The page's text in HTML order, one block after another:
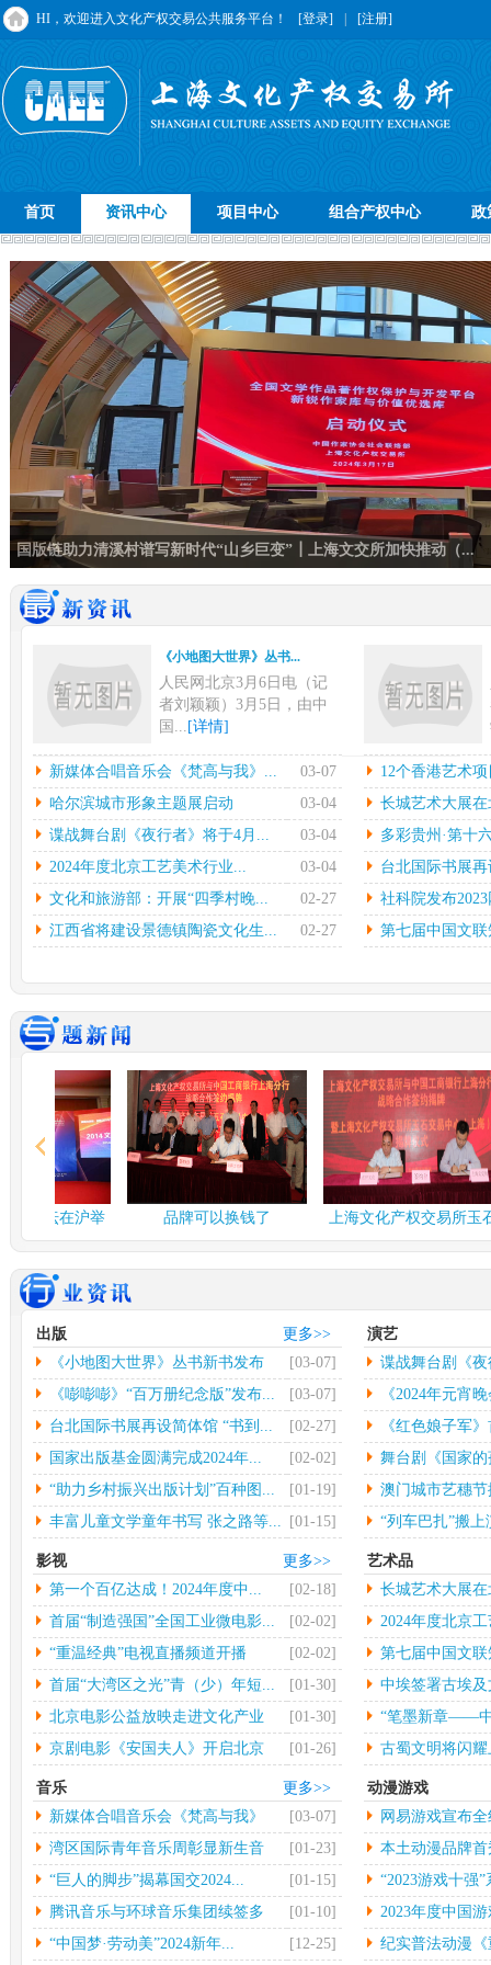
HI，欢迎进入文化产权交易公共服务平台！ [登录] [注册]
首页 资讯中心 项目中心 组合产权中心 政
国版链助力清溪村谱写新时代“山乡巨变”┃上海文交所加快推动（...
《小地图大世界》丛书...
人民网北京3月6日电（记
者刘颖颖）3月5日，由中
国... [详情]
新媒体合唱音乐会《梵...
中新网上海3月6日电在指
挥彼得•迪克斯特拉的率领
下...[详情]
12
本
陈
中
哈尔滨城市形象主题展...
光明日报北京2月27日电
（记者鲁元珍、张斐晔）2
7... [详情]
长
中
莹
[
由北京反掌娱乐文化有限
中
2024年度北京工艺...
中新网北京3月3日电(记者
应妮)从“冰墩墩”到“兔...
[详
情]
台
中
32
[
文化和旅游部：开展“...
人民网北京2月26日电（记
社
中
本报南昌2月26日电（记者
朱磊）记者从江西省景德
镇...[详情]
光
（
文
新媒体合唱音乐会《梵高与我》... 03-07
12个香港艺术
哈尔滨城市形象主题展启动
03-04
长城艺术大展
谍战舞台剧《夜行者》将于4月...
03-04
多彩贵州·第十
2024年度北京工艺美术行业...
03-04
台北国际书展
文化和旅游部：开展“四季村晚...
02-27
社科院发布
江西省将建设景德镇陶瓷文化生...
02-27 第七届中国文
坛在沪举 品牌可以换钱了
上海文化产权交易所玉石
交易中...
更多>>
出版
《小地图大世界》丛书新书发布
会...
[03-07]
《嘭嘭嘭》“百万册纪念版”发布...
[03-07]
台北国际书展再设简体馆 “书到...
[02-27]
国家出版基金圆满完成2024年...
[02-02]
“助力乡村振兴出版计划”百种图...
[01-19]
丰富儿童文学童年书写 张之路等...
[01-15]
演艺
谍战舞台剧《
《2024年元宵
《红色娘子军
舞台剧《国家
大...
澳门城市艺穗
“列车巴扎”搬上
更多>>
影视
第一个百亿达成！2024年度中...
[02-18]
首届“制造强国”全国工业微电影...
[02-02]
“重温经典”电视直播频道开播
[02-02]
首届“大湾区之光”青（少）年短...
[01-30]
北京电影公益放映走进文化产业
园...
[01-30]
京剧电影《安国夫人》开启北京
长...
[01-26]
艺术品
长城艺术大展
行
2024年度北京
第七届中国文
术...
中埃签署古埃
物...
“笔墨新章——
古蜀文明将闪
更多>>
音乐
新媒体合唱音乐会《梵高与我》
中...
[03-07]
湾区国际青年音乐周彰显新生音
乐...
[01-23]
“巨人的脚步”揭幕国交2024...
[01-15]
腾讯音乐与环球音乐集团续签多
年...
[01-10]
“中国梦·劳动美”2024新年...
[12-25]
动漫游戏
网易游戏宣布
年...
本土动漫品牌
“2023游戏十强
2023年度中国
纪实普法动漫